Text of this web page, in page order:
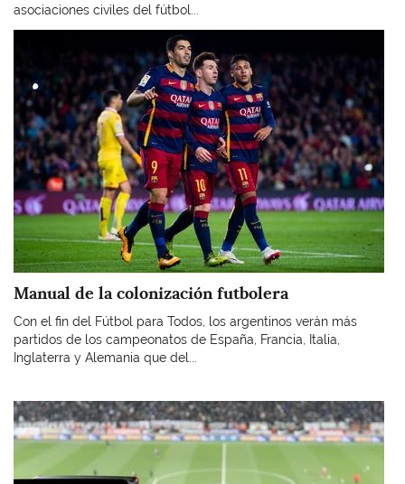
asociaciones civiles del fútbol...
Manual de la colonización futbolera
Con el fin del Fútbol para Todos, los argentinos verán más
partidos de los campeonatos de España, Francia, Italia,
Inglaterra y Alemania que del...
Imagen